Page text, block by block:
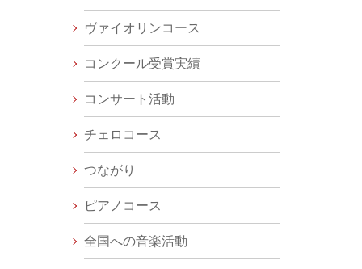
ヴァイオリンコース
コンクール受賞実績
コンサート活動
チェロコース
つながり
ピアノコース
全国への音楽活動